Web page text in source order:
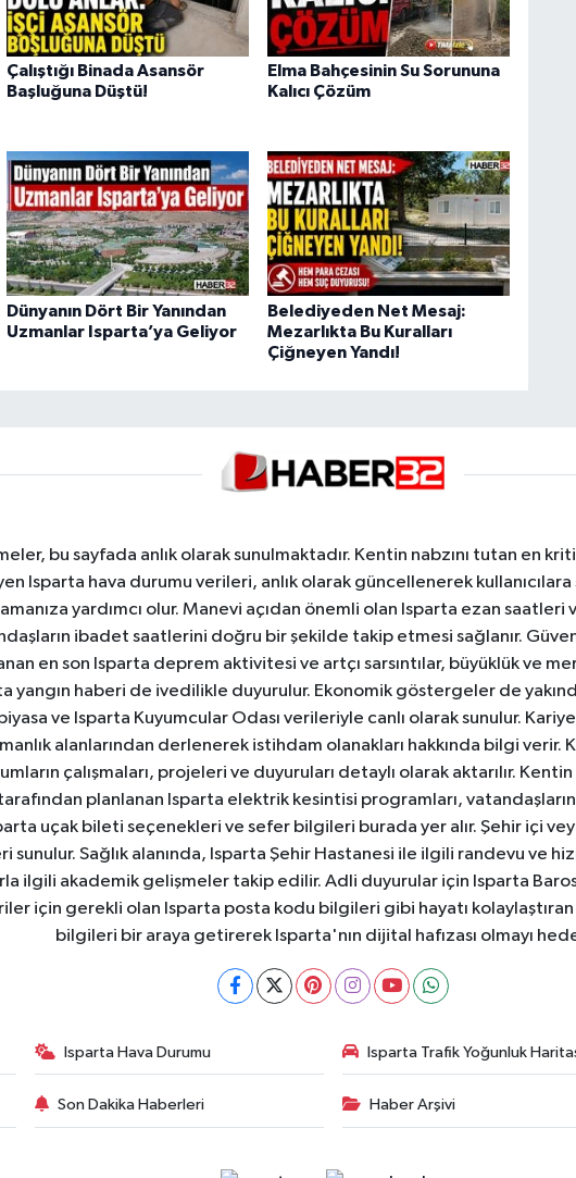
Çalıştığı Binada Asansör
Başluğuna Düştü!
Elma Bahçesinin Su Sorununa
Kalıcı Çözüm
Dünyanın Dört Bir Yanından
Uzmanlar Isparta’ya Geliyor
Belediyeden Net Mesaj:
Mezarlıkta Bu Kuralları
Çiğneyen Yandı!
bu sayfada anlık olarak sunulmaktadır. Kentin nabzını tutan en
Isparta hava durumu verileri, anlık olarak güncellenerek
yardımcı olur. Manevi açıdan önemli olan Isparta ezan
ibadet saatlerini doğru bir şekilde takip etmesi sağlanır.
en son Isparta deprem aktivitesi ve artçı sarsıntılar, büyüklük ve
haberi de ivedilikle duyurulur. Ekonomik göstergeler de
ve Isparta Kuyumcular Odası verileriyle canlı olarak sunulur.
alanlarından derlenerek istihdam olanakları hakkında bilgi verir.
çalışmaları, projeleri ve duyuruları detaylı olarak aktarılır.
planlanan Isparta elektrik kesintisi programları,
uçak bileti seçenekleri ve sefer bilgileri burada yer alır. Şehir içi
sunulur. Sağlık alanında, Isparta Şehir Hastanesi ile ilgili randevu ve
ilgili akademik gelişmeler takip edilir. Adli duyurular için Isparta
için gerekli olan Isparta posta kodu bilgileri gibi hayatı
bilgileri bir araya getirerek Isparta'nın dijital hafızası olmayı
Isparta Hava Durumu Isparta Trafik Yoğunluk
Son Dakika Haberleri Haber Arşivi